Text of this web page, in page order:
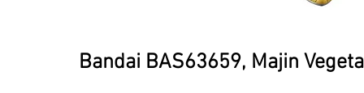
Bandai BAS63659, Majin